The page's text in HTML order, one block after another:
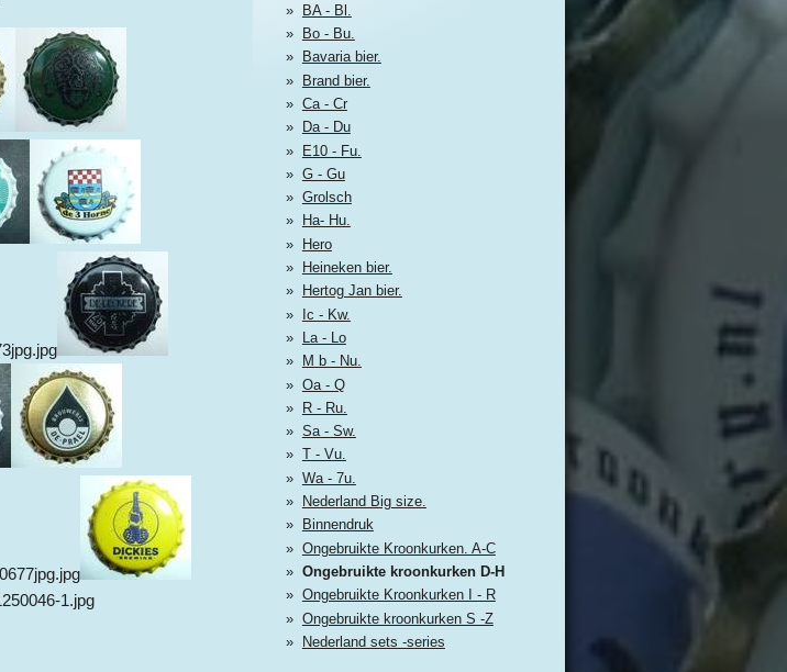
BA - Bl.
Bo - Bu.
Bavaria bier.
Brand bier.
Ca - Cr
Da - Du
E10 - Fu.
G - Gu
Grolsch
Ha- Hu.
Hero
Heineken bier.
Hertog Jan bier.
Ic - Kw.
La - Lo
M b - Nu.
Oa - Q
R - Ru.
Sa - Sw.
T - Vu.
Wa - 7u.
Nederland Big size.
Binnendruk
Ongebruikte Kroonkurken. A-C
Ongebruikte kroonkurken D-H
Ongebruikte Kroonkurken I - R
Ongebruikte kroonkurken S -Z
Nederland sets -series